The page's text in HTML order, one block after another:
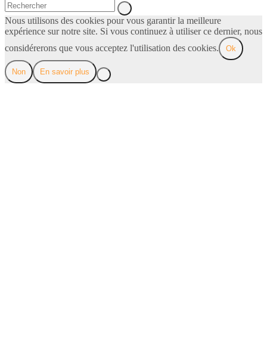
Nous utilisons des cookies pour vous garantir la meilleure
expérience sur notre site. Si vous continuez à utiliser ce dernier, nous
considérerons que vous acceptez l'utilisation des cookies.
Ok
Non En savoir plus